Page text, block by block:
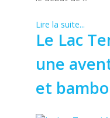
Lire la suite...
Le Lac
une
et